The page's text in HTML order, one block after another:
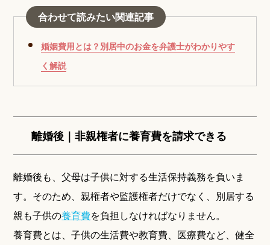
合わせて読みたい関連記事
婚姻費用とは？別居中のお金を弁護士がわかりやす
く解説
離婚後｜非親権者に養育費を請求できる
離婚後も、父母は子供に対する生活保持義務を負いま
す。そのため、親権者や監護権者だけでなく、別居する
親も子供の養育費を負担しなければなりません。
養育費とは、子供の生活費や教育費、医療費など、健全